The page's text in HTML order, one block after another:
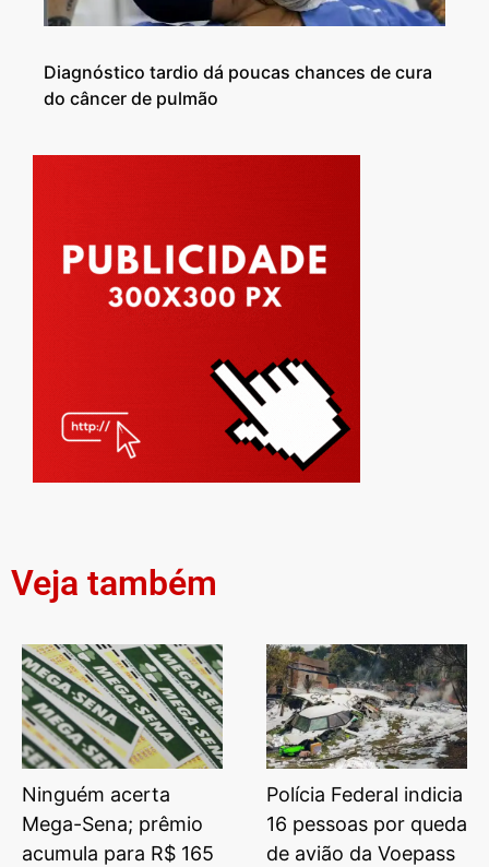
Diagnóstico tardio dá poucas chances de cura
do câncer de pulmão
Veja também
Ninguém acerta
Mega-Sena; prêmio
acumula para R$ 165
Polícia Federal indicia
16 pessoas por queda
de avião da Voepass